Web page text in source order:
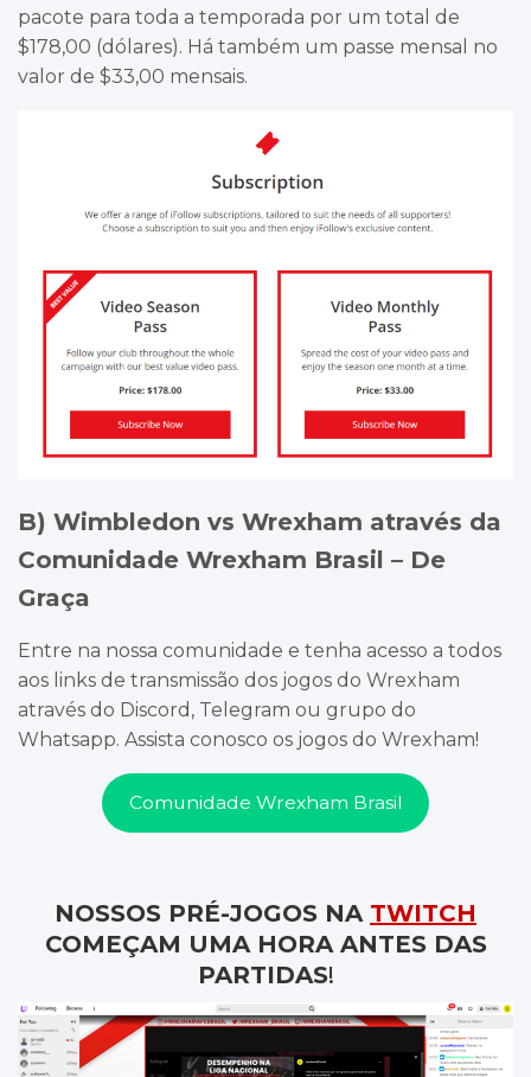
pacote para toda a temporada por um total de
$178,00 (dólares). Há também um passe mensal no
valor de $33,00 mensais.
B) Wimbledon vs Wrexham através da
Comunidade Wrexham Brasil – De
Graça
Entre na nossa comunidade e tenha acesso a todos
aos links de transmissão dos jogos do Wrexham
através do Discord, Telegram ou grupo do
Whatsapp. Assista conosco os jogos do Wrexham!
Comunidade Wrexham Brasil
NOSSOS PRÉ-JOGOS NA TWITCH
COMEÇAM UMA HORA ANTES DAS
PARTIDAS!